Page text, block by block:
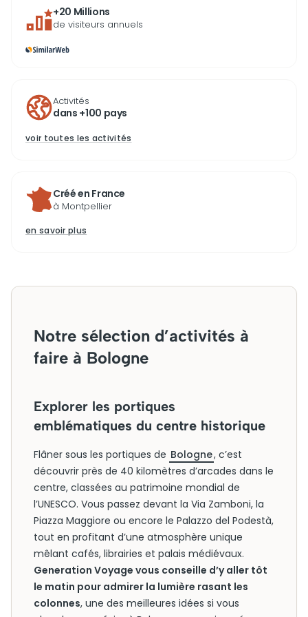
+20 Millions
de visiteurs annuels
Activités
dans +100 pays
voir toutes les activités
Créé en France
à Montpellier
en savoir plus
Notre sélection d’activités à
faire à Bologne
Explorer les portiques
emblématiques du centre historique
Flâner sous les portiques de Bologne, c’est
découvrir près de 40 kilomètres d’arcades dans le
centre, classées au patrimoine mondial de
l’UNESCO. Vous passez devant la Via Zamboni, la
Piazza Maggiore ou encore le Palazzo del Podestà,
tout en profitant d’une atmosphère unique
mêlant cafés, librairies et palais médiévaux.
Generation Voyage vous conseille d’y aller tôt
le matin pour admirer la lumière rasant les
colonnes, une des meilleures idées si vous